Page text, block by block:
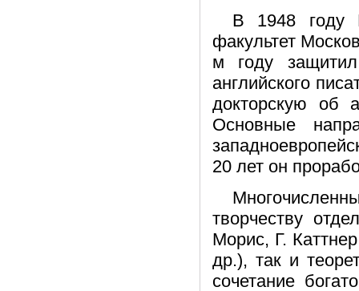
В 1948 году
факультет
м году защитил
английского
докторскую об
Основные
20 лет он
творчеству
Морис, Г.
др.), так и
сочетание